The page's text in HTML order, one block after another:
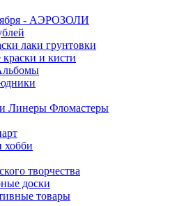
- АЭРОЗОЛИ
лаки грунтовки
и кисти
Линеры Фломастеры
хобби
творчества
доски
товары